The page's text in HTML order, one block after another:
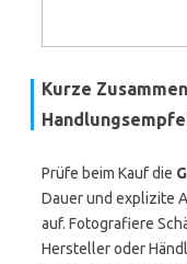
Kurze
Prüfe beim Kauf die
Dauer und explizite
auf. Fotografiere
Hersteller oder